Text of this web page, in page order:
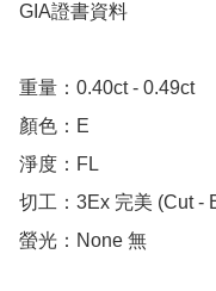
GIA證書資料
重量：0.40ct - 0.49ct
顏色：E
淨度：FL
切工：3Ex 完美 (Cut -
螢光：None 無